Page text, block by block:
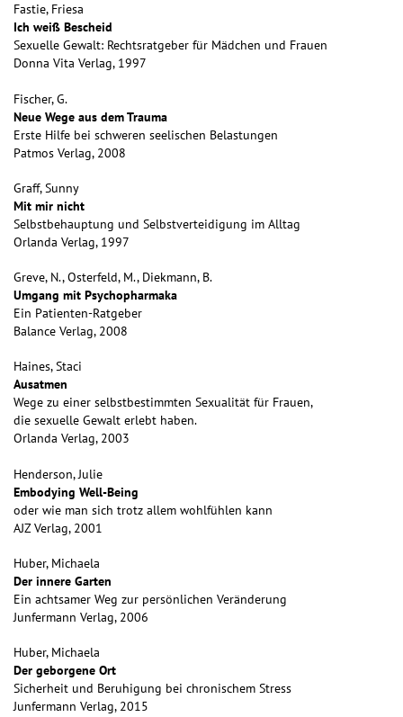
Fastie, Friesa
Ich weiß Bescheid
Sexuelle Gewalt: Rechtsratgeber für Mädchen und Frauen
Donna Vita Verlag, 1997
Fischer, G.
Neue Wege aus dem Trauma
Erste Hilfe bei schweren seelischen Belastungen
Patmos Verlag, 2008
Graff, Sunny
Mit mir nicht
Selbstbehauptung und Selbstverteidigung im Alltag
Orlanda Verlag, 1997
Greve, N., Osterfeld, M., Diekmann, B.
Umgang mit Psychopharmaka
Ein Patienten-Ratgeber
Balance Verlag, 2008
Haines, Staci
Ausatmen
Wege zu einer selbstbestimmten Sexualität für Frauen,
die sexuelle Gewalt erlebt haben.
Orlanda Verlag, 2003
Henderson, Julie
Embodying Well-Being
oder wie man sich trotz allem wohlfühlen kann
AJZ Verlag, 2001
Huber, Michaela
Der innere Garten
Ein achtsamer Weg zur persönlichen Veränderung
Junfermann Verlag, 2006
Huber, Michaela
Der geborgene Ort
Sicherheit und Beruhigung bei chronischem Stress
Junfermann Verlag, 2015